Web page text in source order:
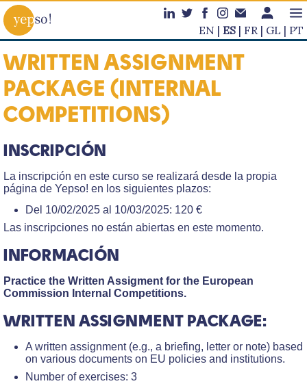
EN ES FR GL PT
WRITTEN ASSIGNMENT
PACKAGE (INTERNAL
COMPETITIONS)
INSCRIPCIÓN
La inscripción en este curso se realizará desde la propia
página de Yepso! en los siguientes plazos:
Del 10/02/2025 al 10/03/2025: 120 €
Las inscripciones no están abiertas en este momento.
INFORMACIÓN
Practice the Written Assigment for the European
Commission Internal Competitions.
WRITTEN ASSIGNMENT PACKAGE:
A written assignment (e.g., a briefing, letter or note) based
on various documents on EU policies and institutions.
Number of exercises: 3